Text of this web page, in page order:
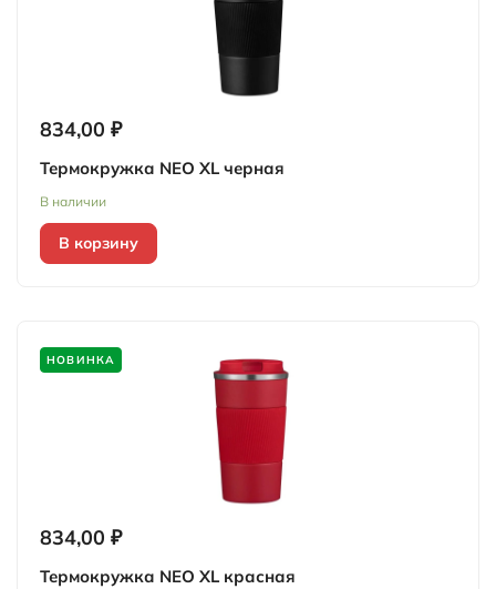
834,00 ₽
Термокружка NEO XL черная
В наличии
В корзину
НОВИНКА
834,00 ₽
Термокружка NEO XL красная